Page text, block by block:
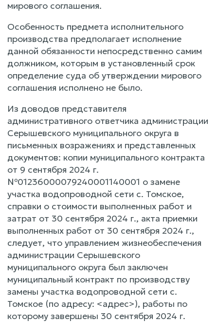
мирового соглашения.
Особенность предмета исполнительного
производства предполагает исполнение
данной обязанности непосредственно самим
должником, которым в установленный срок
определение суда об утверждении мирового
соглашения исполнено не было.
Из доводов представителя
административного ответчика администрации
Серышевского муниципального округа в
письменных возражениях и представленных
документов: копии муниципального контракта
от 9 сентября 2024 г.
№01236000079240001140001 о замене
участка водопроводной сети с. Томское,
справки о стоимости выполненных работ и
затрат от 30 сентября 2024 г., акта приемки
выполненных работ от 30 сентября 2024 г.,
следует, что управлением жизнеобеспечения
администрации Серышевского
муниципального округа был заключен
муниципальный контракт по производству
замены участка водопроводной сети с.
Томское (по адресу: <адрес>), работы по
которому завершены 30 сентября 2024 г.